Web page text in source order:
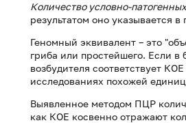
Количество условно-
результатом оно указывается
Геномный эквивалент – это
гриба или простейшего. Если в
возбудителя соответствует
исследованиях похожей
Выявленное методом ПЦР
как КОЕ косвенно отражают